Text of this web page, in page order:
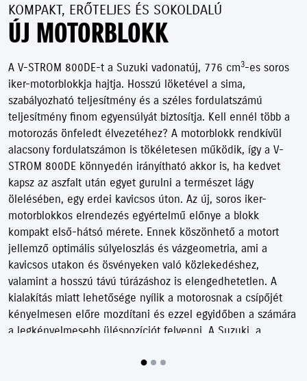
KOMPAKT, ERŐTELJES ÉS SOKOLDALÚ
ÚJ MOTORBLOKK
A V-STROM 800DE-t a Suzuki vadonatúj, 776 cm3-es soros
iker-motorblokkja hajtja. Hosszú löketével a sima,
szabályozható teljesítmény és a széles fordulatszámú
teljesítmény finom egyensúlyát biztosítja. Kell ennél több a
motorozás önfeledt élvezetéhez? A motorblokk rendkívül
alacsony fordulatszámon is tökéletesen működik, így a V-
STROM 800DE könnyedén irányítható akkor is, ha kedvet
kapsz az aszfalt után egyet gurulni a természet lágy
ölelésében, egy erdei kavicsos úton. Az új, soros iker-
motorblokkos elrendezés egyértelmű előnye a blokk
kompakt első-hátsó mérete. Ennek köszönhető a motort
jellemző optimális súlyeloszlás és vázgeometria, ami a
kavicsos utakon és ösvényeken való közlekedéshez,
valamint a hosszú távú túrázáshoz is elengedhetetlen. A
kialakítás miatt lehetősége nyílik a motorosnak a csípőjét
kényelmesen előre mozdítani és ezzel egyidőben a számára
a legkényelmesebb üléspozíciót felvenni. A Suzuki, a
választott az iker-motorblokkhoz, ami sima alapjáratot,